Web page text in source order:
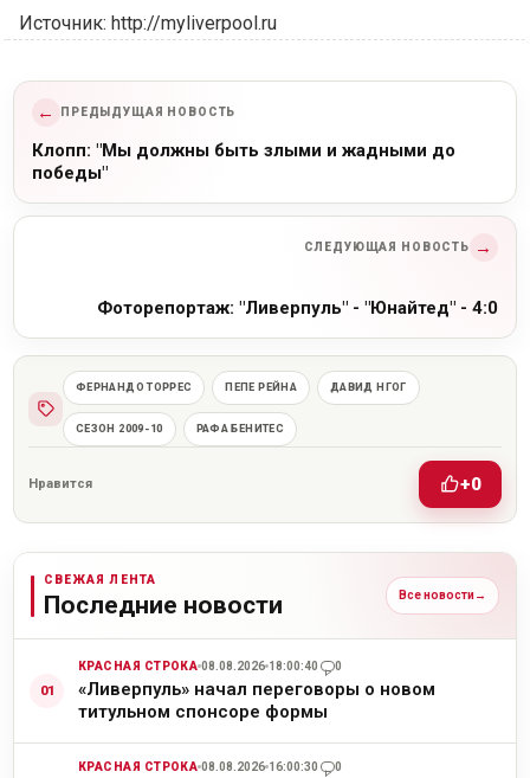
Источник: http://myliverpool.ru
← ПРЕДЫДУЩАЯ НОВОСТЬ
Клопп: "Мы должны быть злыми и жадными до
победы"
СЛЕДУЮЩАЯ НОВОСТЬ →
Фоторепортаж: "Ливерпуль" - "Юнайтед" - 4:0
ФЕРНАНДО ТОРРЕС ПЕПЕ РЕЙНА ДАВИД НГОГ
СЕЗОН 2009-10 РАФА БЕНИТЕС
Нравится +0
СВЕЖАЯ ЛЕНТА
Последние новости Все новости→
КРАСНАЯ СТРОКА 08.08.2026 18:00:40 0
«Ливерпуль» начал переговоры о новом
титульном спонсоре формы
КРАСНАЯ СТРОКА 08.08.2026 16:00:30 0